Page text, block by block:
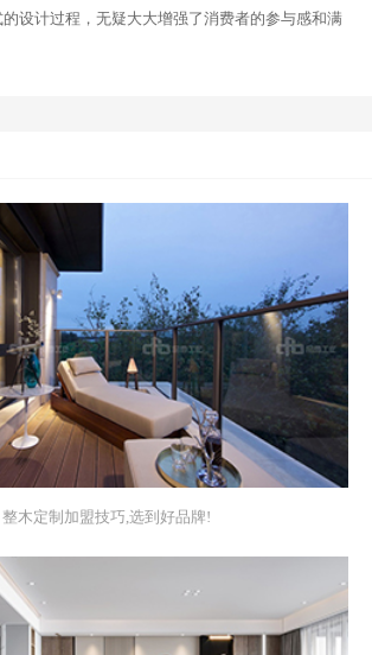
设计过程，无疑大大增强了消费者的参与感和满
整木定制加盟技巧,选到好品牌!